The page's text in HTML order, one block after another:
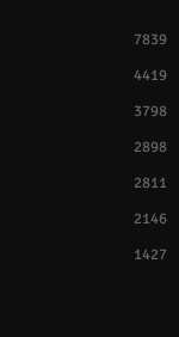
7839
4419
3798
2898
2811
2146
1427